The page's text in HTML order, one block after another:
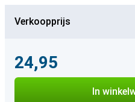
Verkoopprijs
24,95
In